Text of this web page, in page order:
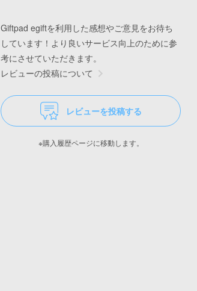
Giftpad egiftを利用した感想やご意見をお待ち
しています！より良いサービス向上のために参
考にさせていただきます。
レビューの投稿について
レビューを投稿する
※購入履歴ページに移動します。